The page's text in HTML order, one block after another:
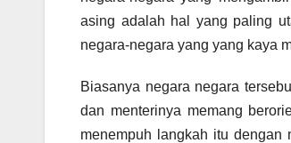
asing adalah hal yang paling
negara-negara yang yang kaya
Biasanya negara negara
dan menterinya memang
menempuh langkah itu dengan